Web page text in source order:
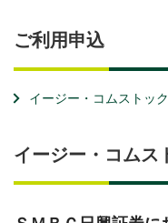
ご利用申込
イージー・コムストッ
イージー・コムス